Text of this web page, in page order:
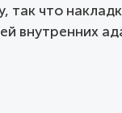
так что
внутренних